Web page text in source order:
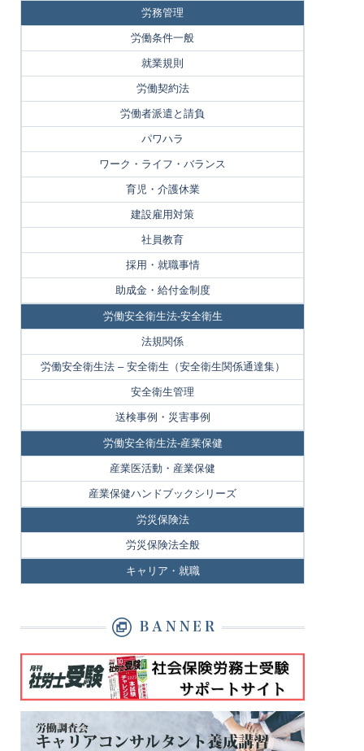
労務管理
労働条件一般
就業規則
労働契約法
労働者派遣と請負
パワハラ
ワーク・ライフ・バランス
育児・介護休業
建設雇用対策
社員教育
採用・就職事情
助成金・給付金制度
労働安全衛生法-安全衛生
法規関係
労働安全衛生法 – 安全衛生（安全衛生関係通達集）
安全衛生管理
送検事例・災害事例
労働安全衛生法-産業保健
産業医活動・産業保健
産業保健ハンドブックシリーズ
労災保険法
労災保険法全般
キャリア・就職